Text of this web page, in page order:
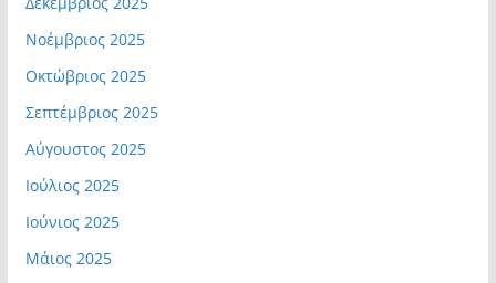
Νοέμβριος 2025
Οκτώβριος 2025
Σεπτέμβριος 2025
Αύγουστος 2025
Ιούλιος 2025
Ιούνιος 2025
Μάιος 2025